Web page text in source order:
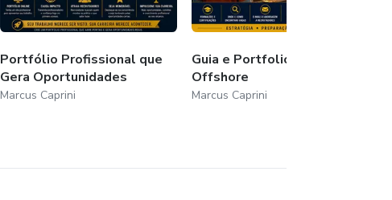
Portfólio Profissional que
Gera Oportunidades
Marcus Caprini
Guia e Portfolio da Carreira
Offshore
Marcus Caprini